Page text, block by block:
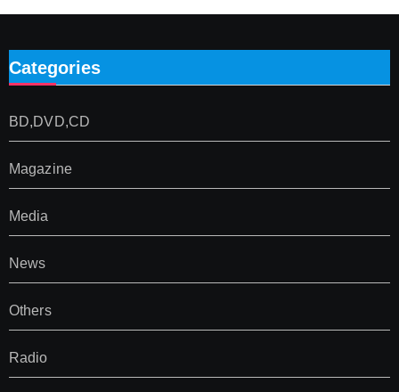
Categories
BD,DVD,CD
Magazine
Media
News
Others
Radio